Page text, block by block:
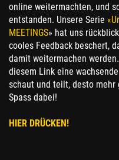
online weitermachten, und
entstanden. Unsere Serie
MEETINGS» hat uns
cooles Feedback beschert,
damit weitermachen
diesem Link eine
schaut und teilt, desto
Spass dabei!
HIER DRÜCKEN!